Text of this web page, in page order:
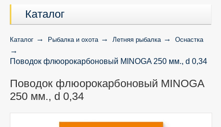
Каталог
Каталог Рыбалка и охота Летняя рыбалка Оснастка
Поводок флюорокарбоновый MINOGA 250 мм., d 0,34
Поводок флюорокарбоновый MINOGA
250 мм., d 0,34